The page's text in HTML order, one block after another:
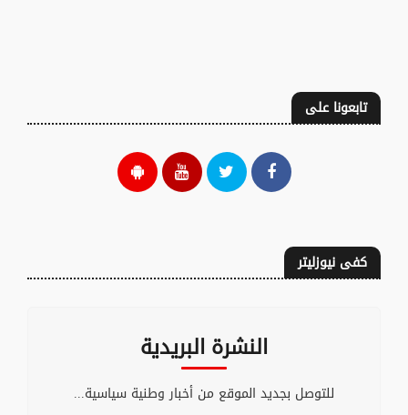
تابعونا على
كفى نيوزليتر
النشرة البريدية
للتوصل بجديد الموقع من أخبار وطنية سياسية...